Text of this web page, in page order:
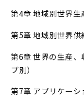
第4章 地域別世界生
第5章 地域別世界
第6章 世界の生産
プ別）
第7章 アプリケー